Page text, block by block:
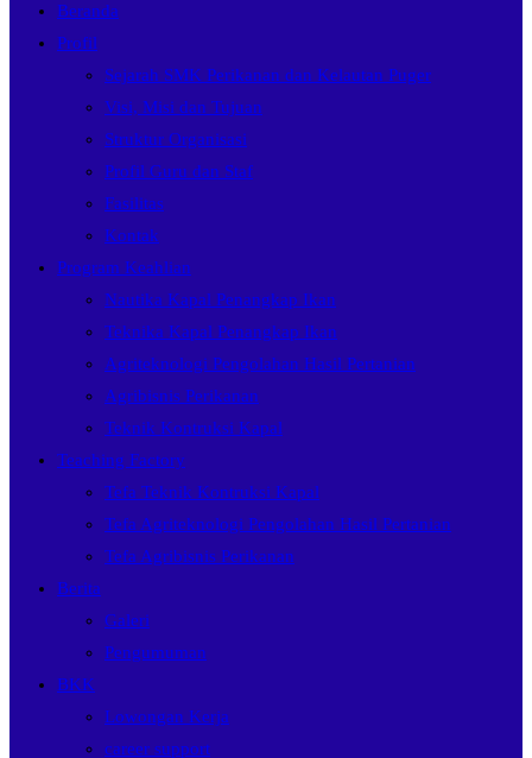
Beranda
Profil
Sejarah SMK Perikanan dan Kelautan Puger
Visi, Misi dan Tujuan
Struktur Organisasi
Profil Guru dan Staf
Fasilitas
Kontak
Program Keahlian
Nautika Kapal Penangkap Ikan
Teknika Kapal Penangkap Ikan
Agriteknologi Pengolahan Hasil Pertanian
Agribisnis Perikanan
Teknik Kontruksi Kapal
Teaching Factory
Tefa Teknik Kontruksi Kapal
Tefa Agriteknologi Pengolahan Hasil Pertanian
Tefa Agribisnis Perikanan
Berita
Galeri
Pengumuman
BKK
Lowongan Kerja
career support